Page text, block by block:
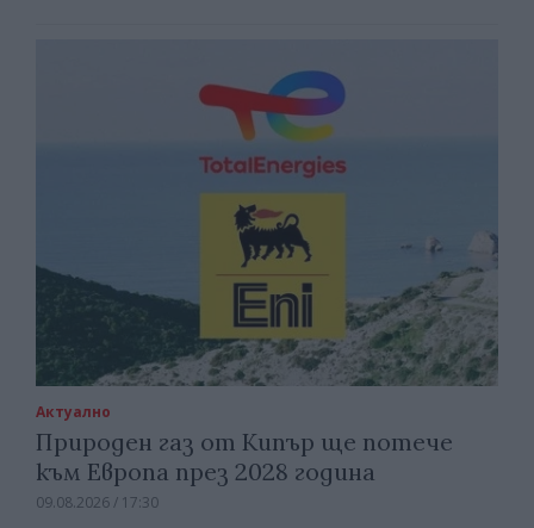
Актуално
Природен газ от Кипър ще потече
към Европа през 2028 година
09.08.2026 / 17:30